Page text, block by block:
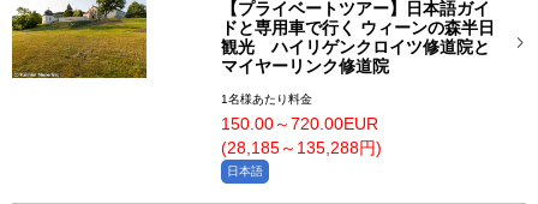
【プライベートツアー】日本語ガイ
ドと専用車で行く ウィーンの森半日
観光 ハイリゲンクロイツ修道院と
マイヤーリンク修道院
1名様あたり料金
150.00～720.00EUR
(28,185～135,288円)
日本語